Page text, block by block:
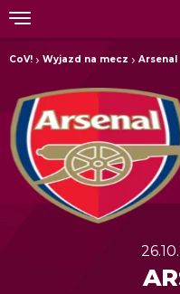
CoV! Wyjazd na mecz Arsenal